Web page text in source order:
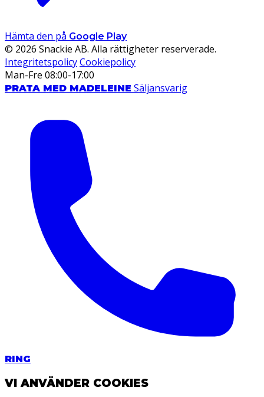
Hämta den på Google Play
© 2026 Snackie AB. Alla rättigheter reserverade.
IntegritetspolicyCookiepolicy
Man-Fre 08:00-17:00
PRATA MED MADELEINE Säljansvarig
RING
VI ANVÄNDER COOKIES